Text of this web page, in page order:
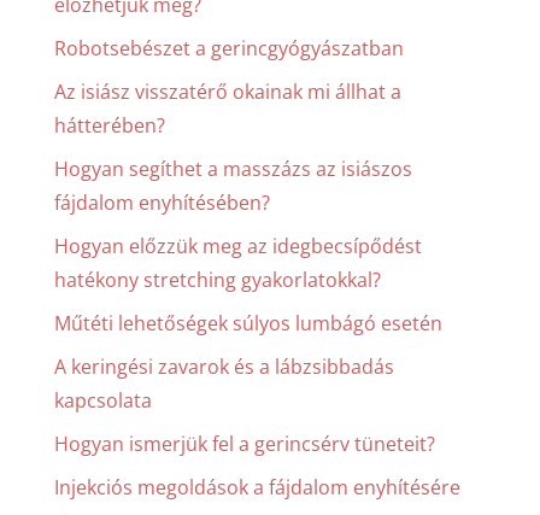
Robotsebészet a gerincgyógyászatban
Az isiász visszatérő okainak mi állhat a
hátterében?
Hogyan segíthet a masszázs az isiászos
fájdalom enyhítésében?
Hogyan előzzük meg az idegbecsípődést
hatékony stretching gyakorlatokkal?
Műtéti lehetőségek súlyos lumbágó esetén
A keringési zavarok és a lábzsibbadás
kapcsolata
Hogyan ismerjük fel a gerincsérv tüneteit?
Injekciós megoldások a fájdalom enyhítésére